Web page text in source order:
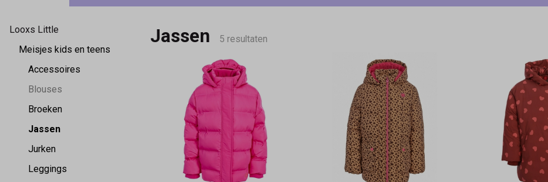
jassen
Keez&Co
Looxs Little
Meisjes kids en teens
Accessoires
Blouses
Broeken
Jassen
Jurken
Leggings
Jassen 5 resultaten